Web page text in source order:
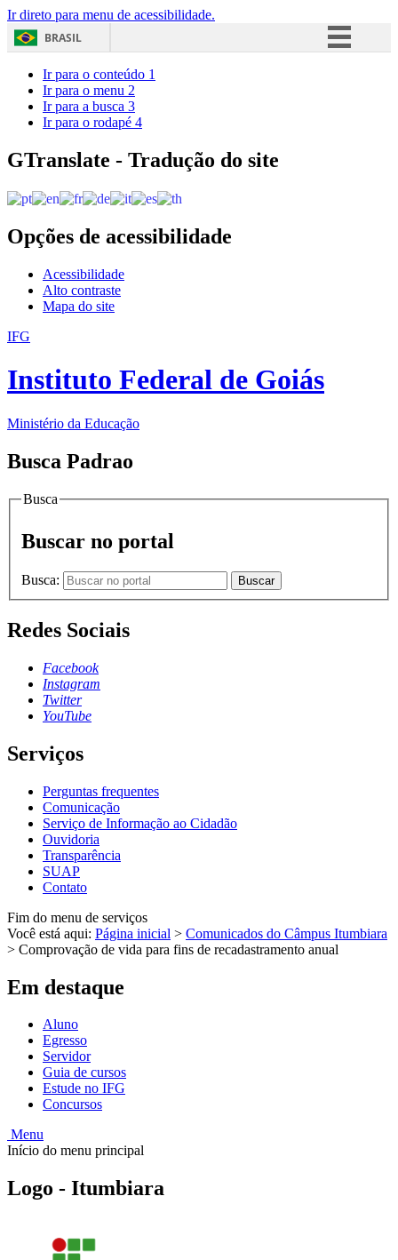
Ir direto para menu de acessibilidade.
BRASIL
Acesso à informação
Ir para o conteúdo 1
Ir para o menu 2
Ir para a busca 3
Ir para o rodapé 4
GTranslate - Tradução do site
Opções de acessibilidade
Acessibilidade
Alto contraste
Mapa do site
IFG
Instituto Federal de Goiás
Ministério da Educação
Busca Padrao
Busca
Buscar no portal
Busca: Buscar
Redes Sociais
Facebook
Instagram
Twitter
YouTube
Serviços
Perguntas frequentes
Comunicação
Serviço de Informação ao Cidadão
Ouvidoria
Transparência
SUAP
Contato
Fim do menu de serviços
Você está aqui: Página inicial > Comunicados do Câmpus Itumbiara
> Comprovação de vida para fins de recadastramento anual
Em destaque
Aluno
Egresso
Servidor
Guia de cursos
Estude no IFG
Concursos
Menu
Início do menu principal
Logo - Itumbiara